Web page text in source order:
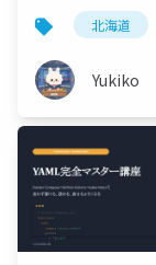
北海道
Yukiko